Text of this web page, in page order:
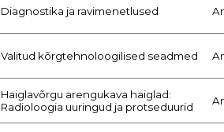
Diagnostika ja ravimenetlused
Valitud kõrgtehnoloogilised seadmed
Haiglavõrgu arengukava haiglad:
Radioloogia uuringud ja protseduurid